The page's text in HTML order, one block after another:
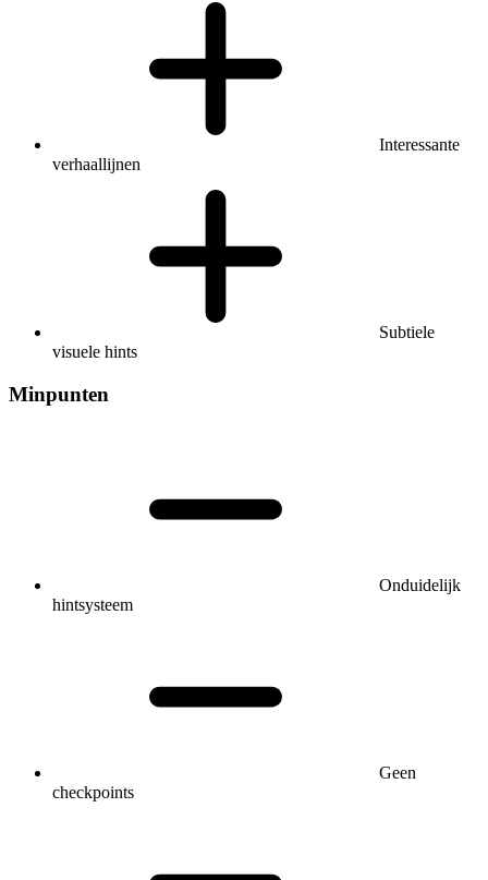
Interessante
verhaallijnen
Subtiele
visuele hints
Minpunten
Onduidelijk
hintsysteem
Geen
checkpoints